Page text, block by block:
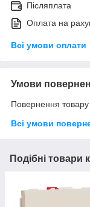
Післяплата
Оплата на
Всі умови оплати
Умови
Повернення
Всі умови
Подібні товари